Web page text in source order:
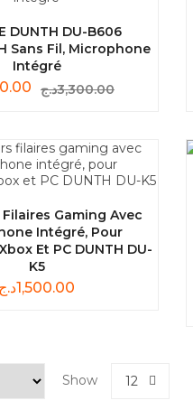
DUNTH DU-B606
Sans Fil, Microphone
Intégré
3,300.00د.ج
Gaming Avec
Intégré, Pour
Et PC DUNTH DU-
K5
1,500.00د.ج
Show 12